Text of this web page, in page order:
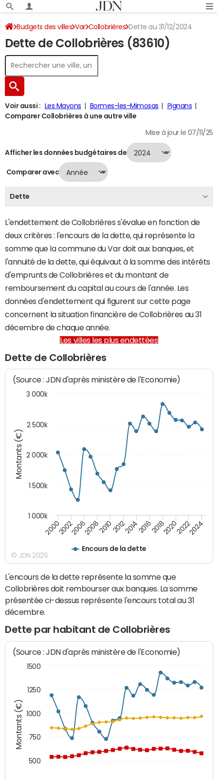
Budgets des villes Var Collobrières Dette au 31/12/2024
Dette de Collobrières (83610)
Voir aussi : Les Mayons Bormes-les-Mimosas
Pignans
Comparer Collobrières à une autre ville
Mise à jour le 07/11/25
Afficher les données budgétaires de
Comparer avec
Dette
L'endettement de Collobrières s'évalue en fonction de
deux critères : l'encours de la dette, qui représente la
somme que la commune du Var doit aux banques, et
l'annuité de la dette, qui équivaut à la somme des intérêts
d'emprunts de Collobrières et du montant de
remboursement du capital au cours de l'année. Les
données d'endettement qui figurent sur cette page
concernent la situation financière de Collobrières au 31
décembre de chaque année.
Les villes les plus endettées
Dette de Collobrières
Montants (€)
(Source : JDN d'après ministère de l'Economie)
Encours de la dette
200020022006200820102012201420162018202020222024
1 000k
1 500k
2 000k
2 500k
3 000k
© JDN 2026
L'encours de la dette représente la somme que
Collobrières doit rembourser aux banques. La somme
présentée ci-dessus représente l'encours total au 31
décembre.
Dette par habitant de Collobrières
Montants (€)
(Source : JDN d'après ministère de l'Economie)
500
750
1000
1250
1500